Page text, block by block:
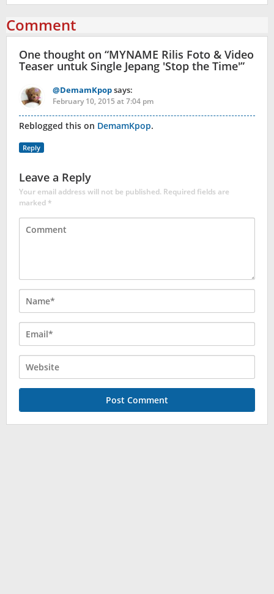
Comment
One thought on “MYNAME Rilis Foto & Video
Teaser untuk Single Jepang 'Stop the Time'”
@DemamKpopsays:
February 10, 2015 at 7:04 pm
Reblogged this on DemamKpop.
Reply
Leave a Reply
Your email address will not be published. Required fields are
marked*